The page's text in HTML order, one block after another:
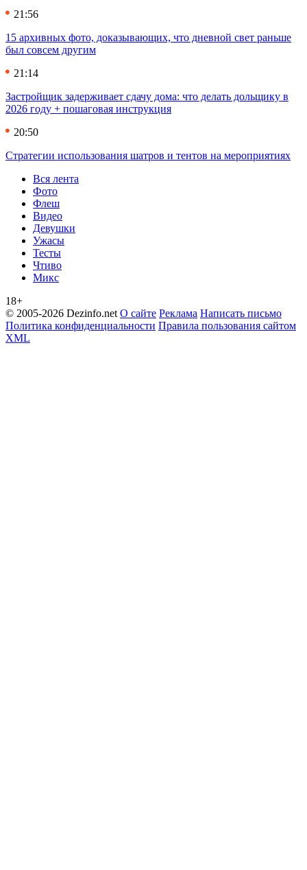
21:56
15 архивных фото, доказывающих, что дневной свет раньше
был совсем другим
21:14
Застройщик задерживает сдачу дома: что делать дольщику в
2026 году + пошаговая инструкция
20:50
Стратегии использования шатров и тентов на мероприятиях
Вся лента
Фото
Флеш
Видео
Девушки
Ужасы
Тесты
Чтиво
Микс
18+
© 2005-2026 Dezinfo.net О сайте Реклама Написать письмо
Политика конфиденциальности Правила пользования сайтом
XML